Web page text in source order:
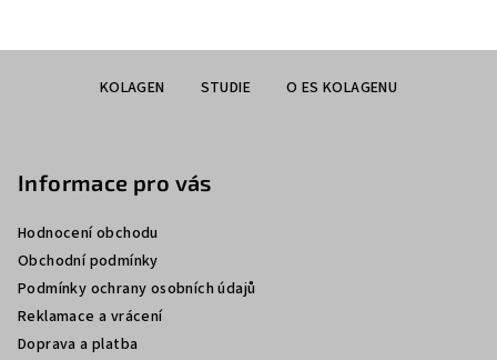
KOLAGEN STUDIE O ES KOLAGENU
Informace pro vás
Hodnocení obchodu
Obchodní podmínky
Podmínky ochrany osobních údajů
Reklamace a vrácení
Doprava a platba